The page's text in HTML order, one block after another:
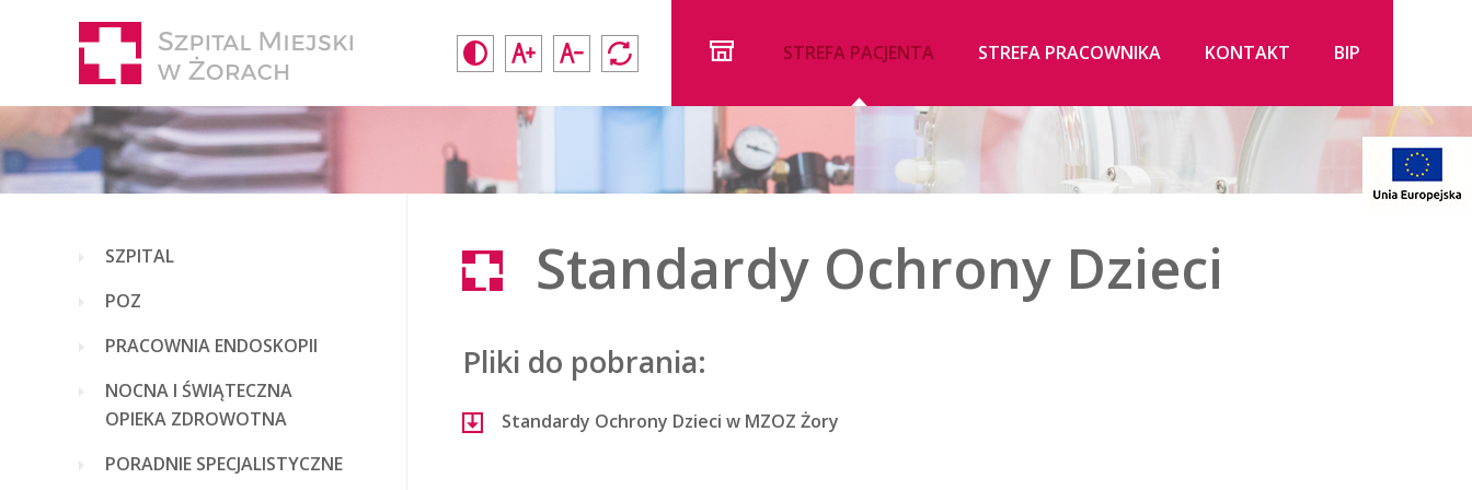
STREFA PACJENTA STREFA PRACOWNIKA KONTAKT BIP
SZPITAL
POZ
PRACOWNIA ENDOSKOPII
NOCNA I ŚWIĄTECZNA
OPIEKA ZDROWOTNA
PORADNIE SPECJALISTYCZNE
Standardy Ochrony Dzieci
Pliki do pobrania:
Standardy Ochrony Dzieci w MZOZ Żory